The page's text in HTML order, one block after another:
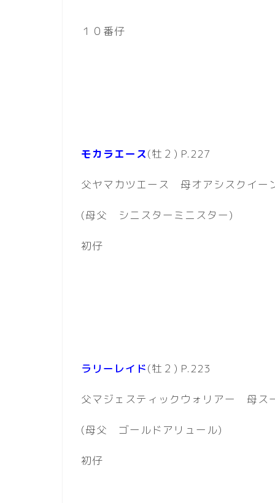
１０番仔
モカラエース(牡２) P.227
父ヤマカツエース 母オアシスクイー
(母父 シニスターミニスター)
初仔
ラリーレイド(牡２) P.223
父マジェスティックウォリアー 母ス
(母父 ゴールドアリュール)
初仔